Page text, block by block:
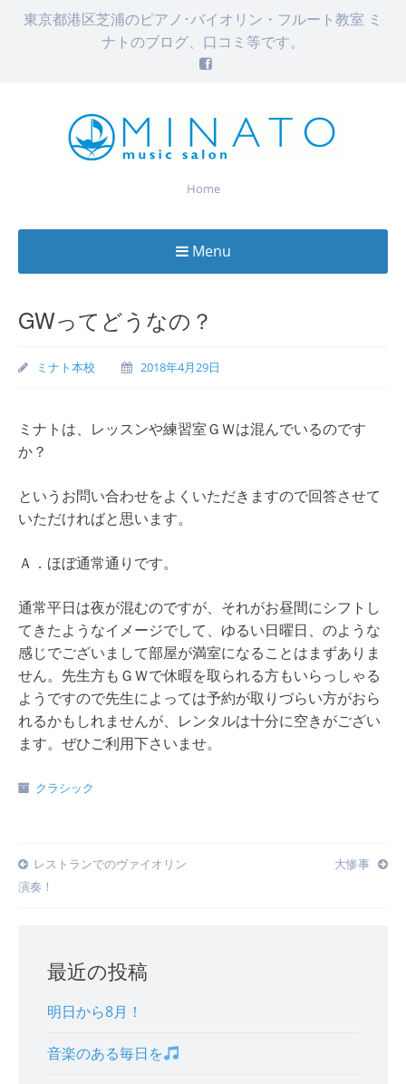
東京都港区芝浦のピアノ･バイオリン・フルート教室 ミ
ナトのブログ、口コミ等です。
Home
Menu
content
GWってどうなの？
ミナト本校 2018年4月29日
ミナトは、レッスンや練習室ＧＷは混んでいるのです
か？
というお問い合わせをよくいただきますので回答させて
いただければと思います。
Ａ．ほぼ通常通りです。
通常平日は夜が混むのですが、それがお昼間にシフトし
てきたようなイメージでして、ゆるい日曜日、のような
感じでございまして部屋が満室になることはまずありま
せん。先生方もＧＷで休暇を取られる方もいらっしゃる
ようですので先生によっては予約が取りづらい方がおら
れるかもしれませんが、レンタルは十分に空きがござい
ます。ぜひご利用下さいませ。
クラシック
Post
レストランでのヴァイオリン
演奏！
大惨事
最近の投稿
明日から8月！
音楽のある毎日を